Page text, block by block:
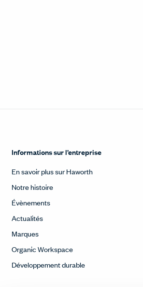
Informations sur l’entreprise
En savoir plus sur Haworth
Notre histoire
Évènements
Actualités
Marques
Organic Workspace
Développement durable